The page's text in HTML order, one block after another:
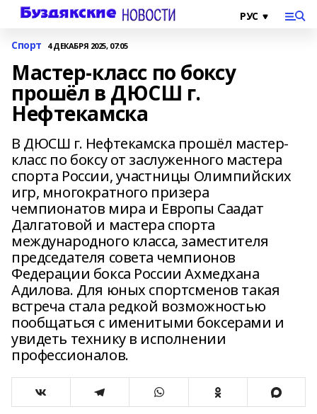
Спорт 4 ДЕКАБРЯ 2025, 07:05
Мастер-класс по боксу
прошёл в ДЮСШ г.
Нефтекамска
В ДЮСШ г. Нефтекамска прошёл мастер-
класс по боксу от заслуженного мастера
спорта России, участницы Олимпийских
игр, многократного призера
чемпионатов мира и Европы Саадат
Далгатовой и мастера спорта
международного класса, заместителя
председателя совета чемпионов
Федерации бокса России Ахмедхана
Адилова. Для юных спортсменов такая
встреча стала редкой возможностью
пообщаться с именитыми боксерами и
увидеть технику в исполнении
профессионалов.